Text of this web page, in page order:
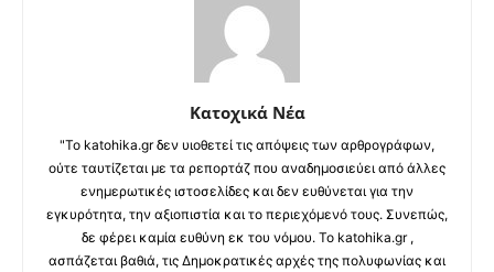
Κατοχικά Νέα
"Το katohika.gr δεν υιοθετεί τις απόψεις των αρθρογράφων,
ούτε ταυτίζεται με τα ρεπορτάζ που αναδημοσιεύει από άλλες
ενημερωτικές ιστοσελίδες και δεν ευθύνεται για την
εγκυρότητα, την αξιοπιστία και το περιεχόμενό τους. Συνεπώς,
δε φέρει καμία ευθύνη εκ του νόμου. Το katohika.gr ,
ασπάζεται βαθιά, τις Δημοκρατικές αρχές της πολυφωνίας και